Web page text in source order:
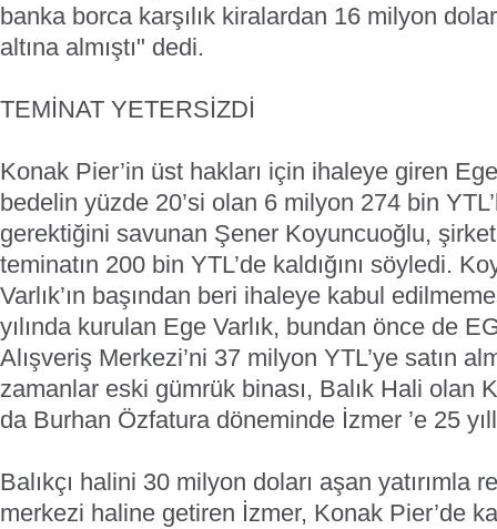
banka borca karşılık kiralardan 16 milyon
altına almıştı" dedi.
TEMİNAT YETERSİZDİ
Konak Pier’in üst hakları için ihaleye giren Ege
bedelin yüzde 20’si olan 6 milyon 274 bin
gerektiğini savunan Şener Koyuncuoğlu,
teminatın 200 bin YTL’de kaldığını söyledi.
Varlık’ın başından beri ihaleye kabul
yılında kurulan Ege Varlık, bundan önce de
Alışveriş Merkezi’ni 37 milyon YTL’ye satın
zamanlar eski gümrük binası, Balık Hali olan
da Burhan Özfatura döneminde İzmer ’e 25
Balıkçı halini 30 milyon doları aşan yatırımla
merkezi haline getiren İzmer, Konak Pier’de